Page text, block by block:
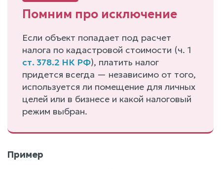
Помним про исключение
Если объект попадает под расчет
налога по кадастровой стоимости (ч. 1
ст. 378.2 НК РФ), платить налог
придется всегда — независимо от того,
используется ли помещение для личных
целей или в бизнесе и какой налоговый
режим выбран.
Пример